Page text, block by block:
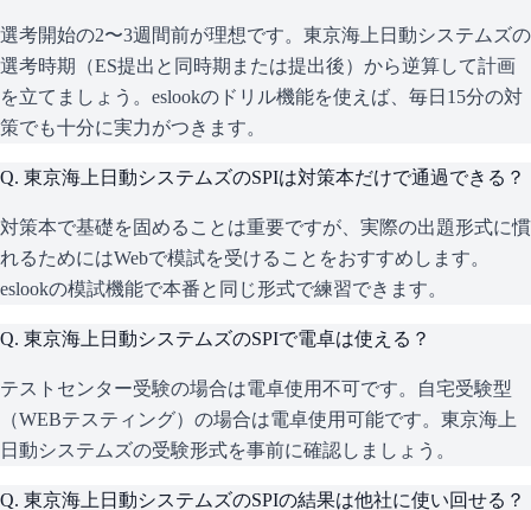
選考開始の2〜3週間前が理想です。東京海上日動システムズの
選考時期（ES提出と同時期または提出後）から逆算して計画
を立てましょう。eslookのドリル機能を使えば、毎日15分の対
策でも十分に実力がつきます。
Q. 東京海上日動システムズのSPIは対策本だけで通過できる？
対策本で基礎を固めることは重要ですが、実際の出題形式に慣
れるためにはWebで模試を受けることをおすすめします。
eslookの模試機能で本番と同じ形式で練習できます。
Q. 東京海上日動システムズのSPIで電卓は使える？
テストセンター受験の場合は電卓使用不可です。自宅受験型
（WEBテスティング）の場合は電卓使用可能です。東京海上
日動システムズの受験形式を事前に確認しましょう。
Q. 東京海上日動システムズのSPIの結果は他社に使い回せる？